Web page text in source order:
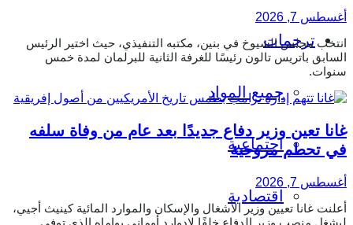
ترجمات
جميع المواد
اجتماعية
اقتصادية
أغسطس 7, 2026
انتخب مجلس الشيوخ في بنين، مكتبه التنفيذي، حيث اختير الرئيس
السابق باتريس تالون رئيسًا للغرفة الثانية للبرلمان لمدة خمس
سنوات.
غانا تعين وزير دفاع جديدًا بعد عام من وفاة سلفه
في تحطم مروحية
أغسطس 7, 2026
أعلنت غانا تعيين وزير الأشغال والإسكان والموارد المائية كينيث أجيي،